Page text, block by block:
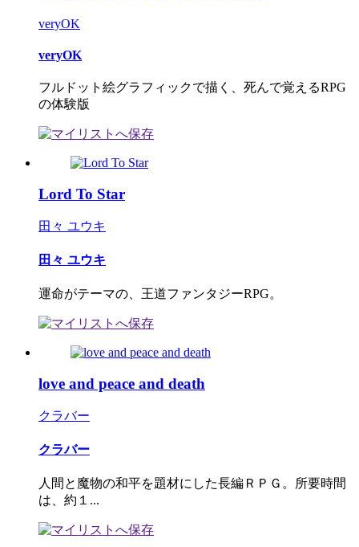
veryOK
veryOK
フルドット絵グラフィックで描く、死んで覚えるRPG
の体験版
Lord To Star
田々 ユウキ
田々 ユウキ
運命がテーマの、王道ファンタジーRPG。
love and peace and death
クラバー
クラバー
人間と魔物の和平を題材にした長編ＲＰＧ。所要時間
は、約１...